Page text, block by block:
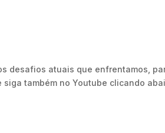
desafios atuais que enfrentamos,
siga também no Youtube clicando